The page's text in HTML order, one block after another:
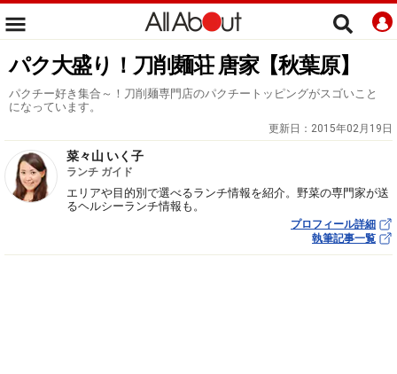
パク大盛り！刀削麺荘 唐家【秋葉原】
パクチー好き集合～！刀削麺専門店のパクチートッピングがスゴいこと
になっています。
更新日： 2015年02月19日
菜々山 いく子
ランチ ガイド
エリアや目的別で選べるランチ情報を紹介。野菜の専門家が送
るヘルシーランチ情報も。
プロフィール詳細
執筆記事一覧